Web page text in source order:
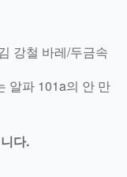
강철 바레/두금속
알파 101a의 안 만
다.